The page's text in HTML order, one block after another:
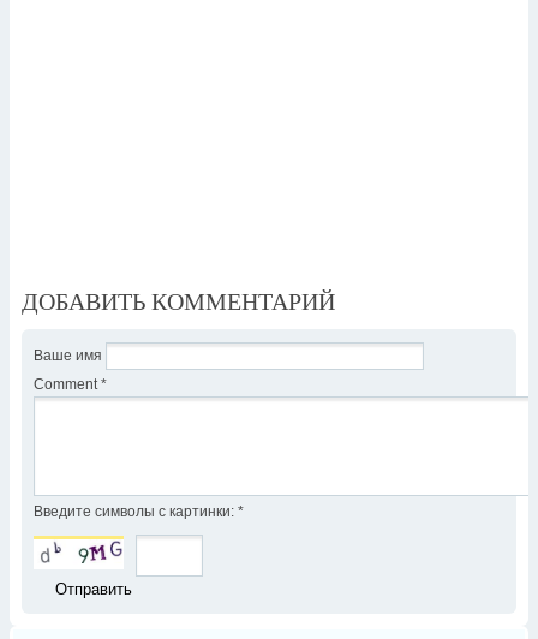
ДОБАВИТЬ КОММЕНТАРИЙ
Ваше имя
Comment *
Введите символы с картинки: *